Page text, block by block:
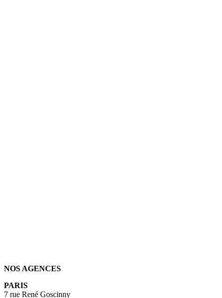
NOS AGENCES
PARIS
7 rue René Goscinny